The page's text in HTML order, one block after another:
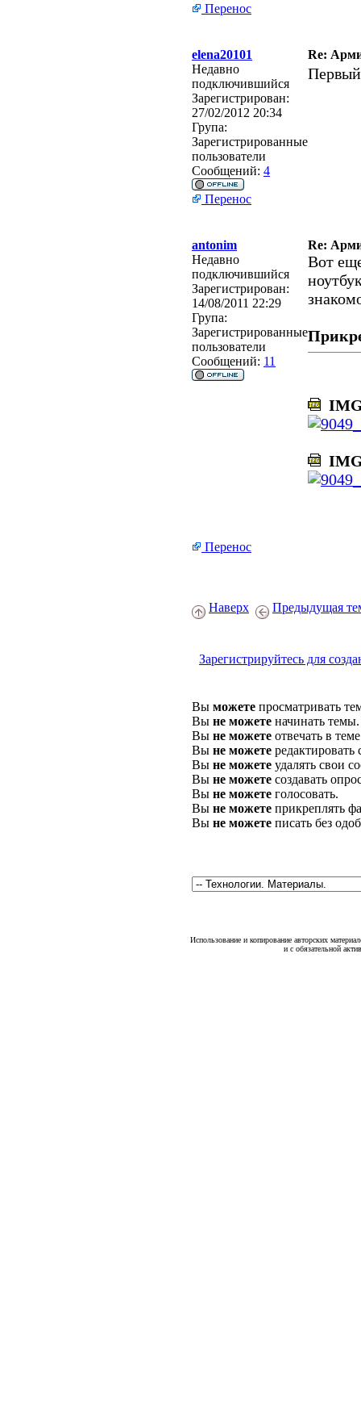
Перенос
elena20101
Re:
Недавно
подключившийся
Зарегистрирован:
27/02/2012 20:34
Група:
Зарегистрированные
пользователи
Сообщений: 4
Перенос
antonim
Re:
Недавно
подключившийся
Зарегистрирован:
14/08/2011 22:29
Група:
Зарегистрированные
пользователи
Сообщений: 11
Вот
Перенос
Наверх Предыдущая
Зарегистрируйтесь для
Вы можете просматривать
Вы не можете начинать темы.
Вы не можете отвечать в
Вы не можете
Вы не можете удалять свои
Вы не можете создавать
Вы не можете голосовать.
Вы не можете прикреплять
Вы не можете писать без
Использование и копирование авторских
и с обязательной